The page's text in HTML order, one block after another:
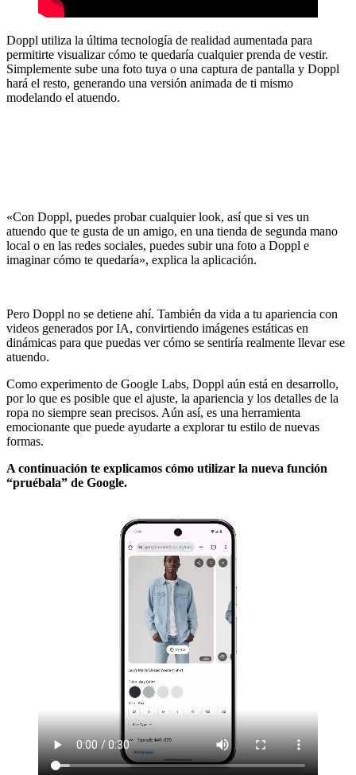
Doppl utiliza la última tecnología de realidad aumentada para
permitirte visualizar cómo te quedaría cualquier prenda de vestir.
Simplemente sube una foto tuya o una captura de pantalla y Doppl
hará el resto, generando una versión animada de ti mismo
modelando el atuendo.
«Con Doppl, puedes probar cualquier look, así que si ves un
atuendo que te gusta de un amigo, en una tienda de segunda mano
local o en las redes sociales, puedes subir una foto a Doppl e
imaginar cómo te quedaría», explica la aplicación.
Pero Doppl no se detiene ahí. También da vida a tu apariencia con
videos generados por IA, convirtiendo imágenes estáticas en
dinámicas para que puedas ver cómo se sentiría realmente llevar ese
atuendo.
Como experimento de Google Labs, Doppl aún está en desarrollo,
por lo que es posible que el ajuste, la apariencia y los detalles de la
ropa no siempre sean precisos. Aún así, es una herramienta
emocionante que puede ayudarte a explorar tu estilo de nuevas
formas.
A continuación te explicamos cómo utilizar la nueva función
“pruébala” de Google.